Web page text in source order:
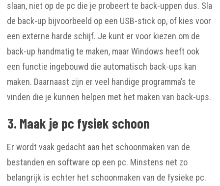
slaan, niet op de pc die je probeert te back-uppen dus. Sla
de back-up bijvoorbeeld op een USB-stick op, of kies voor
een externe harde schijf. Je kunt er voor kiezen om de
back-up handmatig te maken, maar Windows heeft ook
een functie ingebouwd die automatisch back-ups kan
maken. Daarnaast zijn er veel handige programma’s te
vinden die je kunnen helpen met het maken van back-ups.
3. Maak je pc fysiek schoon
Er wordt vaak gedacht aan het schoonmaken van de
bestanden en software op een pc. Minstens net zo
belangrijk is echter het schoonmaken van de fysieke pc.